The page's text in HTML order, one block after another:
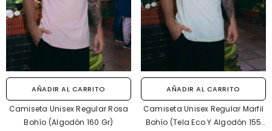
AÑADIR AL CARRITO
Camiseta Unisex Regular Rosa
Bohío (Algodón 160 Gr)
AÑADIR AL CARRITO
Camiseta Unisex Regular Marfil
Bohío (Tela Eco Y Algodón 155